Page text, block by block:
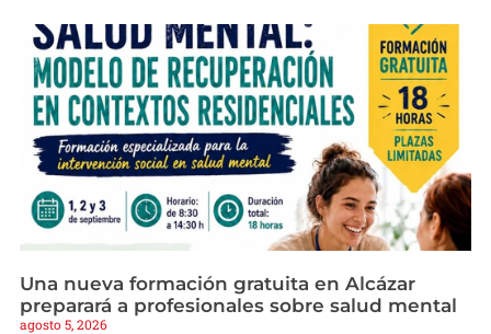
Una nueva formación gratuita en Alcázar
preparará a profesionales sobre salud mental
agosto 5, 2026